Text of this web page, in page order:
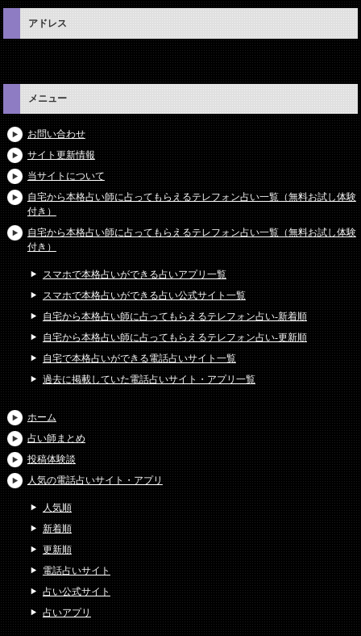
アドレス
メニュー
お問い合わせ
サイト更新情報
当サイトについて
自宅から本格占い師に占ってもらえるテレフォン占い一覧（無料お試し体験
付き）
自宅から本格占い師に占ってもらえるテレフォン占い一覧（無料お試し体験
付き）
スマホで本格占いができる占いアプリ一覧
スマホで本格占いができる占い公式サイト一覧
自宅から本格占い師に占ってもらえるテレフォン占い-新着順
自宅から本格占い師に占ってもらえるテレフォン占い-更新順
自宅で本格占いができる電話占いサイト一覧
過去に掲載していた電話占いサイト・アプリ一覧
ホーム
占い師まとめ
投稿体験談
人気の電話占いサイト・アプリ
人気順
新着順
更新順
電話占いサイト
占い公式サイト
占いアプリ